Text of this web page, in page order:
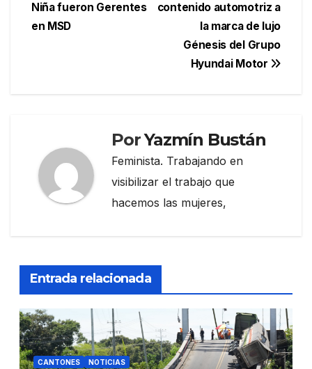
entradas
contenido automotriz a
la marca de lujo
Génesis del Grupo
Hyundai Motor
Niña fueron Gerentes
en MSD
PorYazmín Bustán
Feminista. Trabajando en
visibilizar el trabajo que
hacemos las mujeres,
Entrada relacionada
CANTONES NOTICIAS